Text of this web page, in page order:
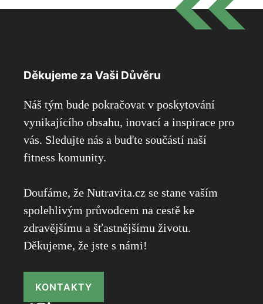
Děkujeme za Vaši Důvěru
Náš tým bude pokračovat v poskytování
vynikajícího obsahu, inovací a inspirace pro
vás. Sledujte nás a buďte součástí naší
fitness komunity.
Doufáme, že Nutravita.cz se stane vaším
spolehlivým průvodcem na cestě ke
zdravějšímu a šťastnějšímu životu.
Děkujeme, že jste s námi!
KONTAKTY